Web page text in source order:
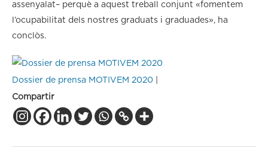
assenyalat– perquè a aquest treball conjunt «fomentem
l’ocupabilitat dels nostres graduats i graduades», ha
conclòs.
Dossier de prensa MOTIVEM 2020
Compartir